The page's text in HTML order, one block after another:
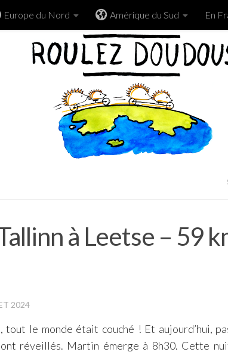
Europe du Nord Amérique du Sud En
à Leetse – 59
2024
le monde était couché ! Et aujourd’hui,
réveillés. Martin émerge à 8h30. Cette